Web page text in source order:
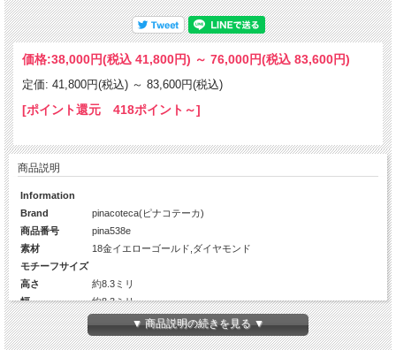
価格:38,000円(税込 41,800円) ～ 76,000円(税込 83,600円)
定価: 41,800円(税込) ～ 83,600円(税込)
[ポイント還元 418ポイント～]
商品説明
Information
Brand
pinacoteca(ピナコテーカ)
商品番号
pina538e
素材
18金イエローゴールド,ダイヤモンド
モチーフサイズ
高さ
約8.3ミリ
幅
約8.3ミリ
厚み
約0.75ミリ～約1.8ミリ
Diamond
1Pc×2(約1.7ミリ×2)
▼ 商品説明の続きを見る ▼